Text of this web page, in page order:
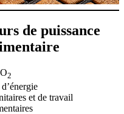
de puissance
2
et de travail